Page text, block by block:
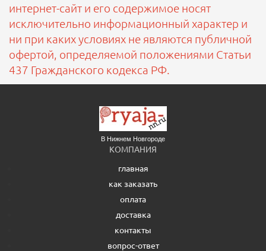
интернет-сайт и его содержимое носят
исключительно информационный характер и
ни при каких условиях не являются публичной
офертой, определяемой положениями Статьи
437 Гражданского кодекса РФ.
В Нижнем Новгороде
КОМПАНИЯ
главная
как заказать
оплата
доставка
контакты
вопрос-ответ